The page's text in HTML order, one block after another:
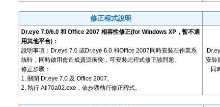
修正程式說明
Dr.eye 7.0/6.0 和 Office 2007 相容性修正(for Windows XP，暫不適
用其他平台)：
說明事項：Dr.eye 7.0 或Dr.eye 6.0 和Office 2007同時安裝在作業系
統時，同時啟用會造成資源衝突，可安裝此程式修正該問題。
修正步驟：
1. 關閉 Dr.eye 7.0 及 Office 2007。
2. 執行 All70a02.exe，依步驟執行修正程式。
安裝
同